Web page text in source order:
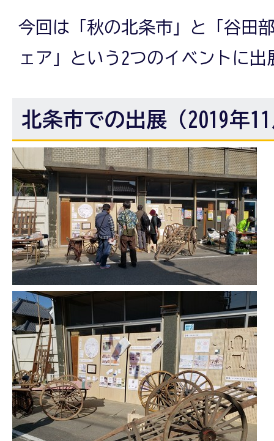
今回は「秋の北条市」と「谷田
ェア」という2つのイベントに出
北条市での出展（2019年